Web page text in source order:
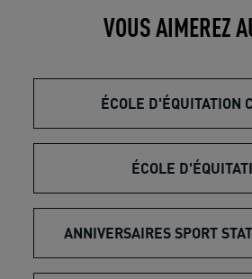
VOUS AIMEREZ
ÉCOLE D'ÉQUITATION
ÉCOLE
ANNIVERSAIRES SPORT